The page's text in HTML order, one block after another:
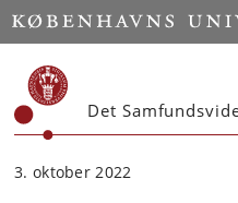
Start
Det
3. oktober 2022